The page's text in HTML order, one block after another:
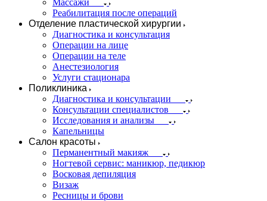
Массажи
Реабилитация после операций
Отделение пластической хирургии
Диагностика и консультация
Операции на лице
Операции на теле
Анестезиология
Услуги стационара
Поликлиника
Диагностика и консультации
Консультации специалистов
Исследования и анализы
Капельницы
Салон красоты
Перманентный макияж
Ногтевой сервис: маникюр, педикюр
Восковая депиляция
Визаж
Ресницы и брови